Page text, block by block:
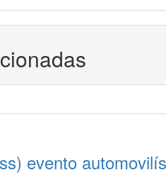
evento